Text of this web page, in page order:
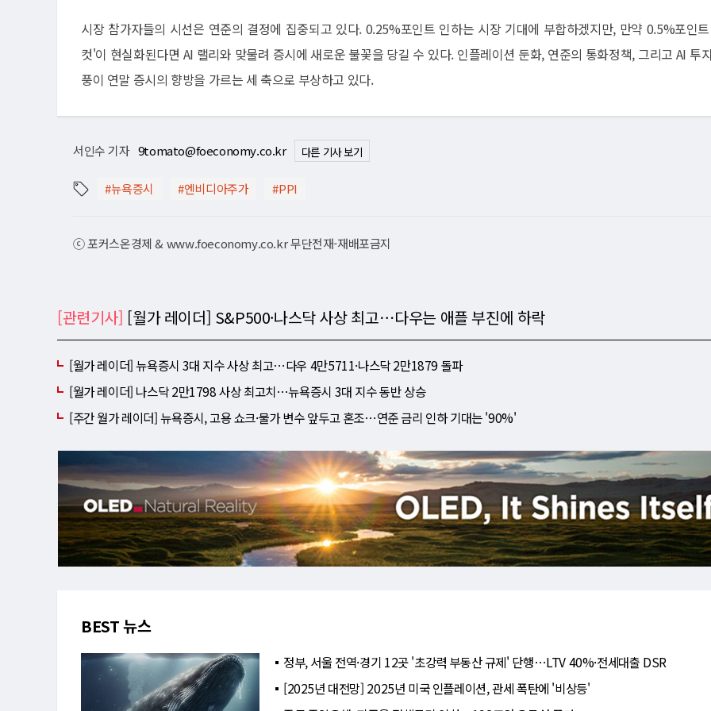
시장 참가자들의 시선은 연준의 결정에 집중되고 있다. 0.25%포인트 인하는 시장 기대에 부합하겠지만, 만약 0.5%포인
컷'이 현실화된다면 AI 랠리와 맞물려 증시에 새로운 불꽃을 당길 수 있다. 인플레이션 둔화, 연준의 통화정책, 그리고 AI 투
풍이 연말 증시의 향방을 가르는 세 축으로 부상하고 있다.
서인수 기자 9tomato@foeconomy.co.kr 다른 기사 보기
#뉴욕증시 #엔비디아주가 #PPI
ⓒ 포커스온경제 & www.foeconomy.co.kr 무단전재-재배포금지
[관련기사] [월가 레이더] S&P500·나스닥 사상 최고⋯다우는 애플 부진에 하락
[월가 레이더] 뉴욕증시 3대 지수 사상 최고⋯다우 4만5711·나스닥 2만1879 돌파
[월가 레이더] 나스닥 2만1798 사상 최고치⋯뉴욕증시 3대 지수 동반 상승
[주간 월가 레이더] 뉴욕증시, 고용 쇼크·물가 변수 앞두고 혼조⋯연준 금리 인하 기대는 '90%'
BEST 뉴스
정부, 서울 전역·경기 12곳 '초강력 부동산 규제' 단행⋯LTV 40%·전세대출 DSR
[2025년 대전망] 2025년 미국 인플레이션, 관세 폭탄에 '비상등'